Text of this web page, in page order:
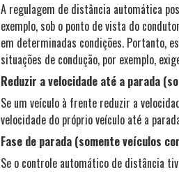
A regulagem de distância automática
exemplo, sob o ponto de vista do
em determinadas condições. Portanto,
situações de condução, por exemplo,
Reduzir a velocidade até a parada
Se um veículo à frente reduzir a
velocidade do próprio veículo até a
Fase de parada (somente veículos
Se o controle automático de distância